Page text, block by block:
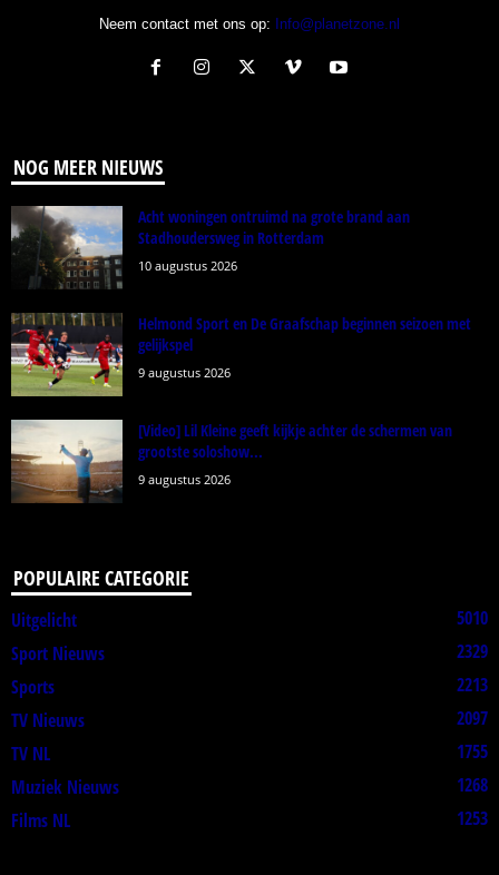
Neem contact met ons op: Info@planetzone.nl
NOG MEER NIEUWS
Acht woningen ontruimd na grote brand aan
Stadhoudersweg in Rotterdam
10 augustus 2026
Helmond Sport en De Graafschap beginnen seizoen met
gelijkspel
9 augustus 2026
[Video] Lil Kleine geeft kijkje achter de schermen van
grootste soloshow...
9 augustus 2026
POPULAIRE CATEGORIE
Uitgelicht
5010
Sport Nieuws
2329
Sports
2213
TV Nieuws
2097
TV NL
1755
Muziek Nieuws
1268
Films NL
1253